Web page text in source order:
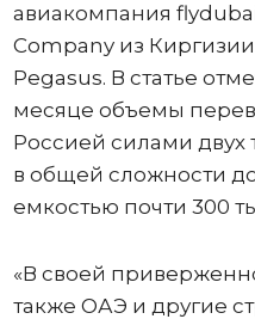
авиакомпания
Company из
Pegasus. В статье
месяце объемы
Россией силами двух
в общей сложности
емкостью почти 300
«В своей
также ОАЭ и другие